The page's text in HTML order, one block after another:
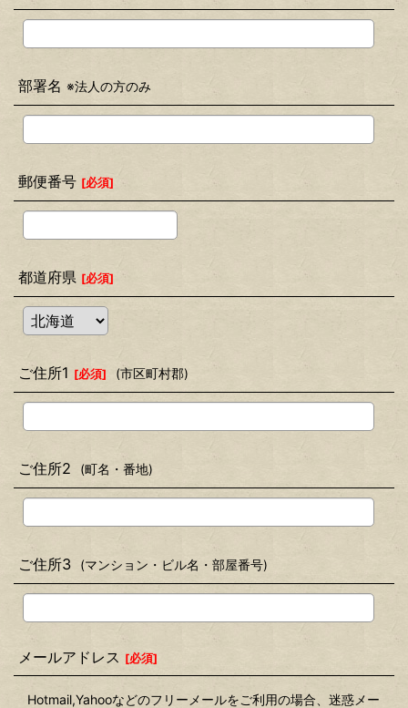
部署名 ※法人の方のみ
郵便番号 [必須]
都道府県 [必須]
ご住所1 [必須] (市区町村郡)
ご住所2 (町名・番地)
ご住所3 (マンション・ビル名・部屋番号)
メールアドレス [必須]
Hotmail,Yahooなどのフリーメールをご利用の場合、迷惑メー